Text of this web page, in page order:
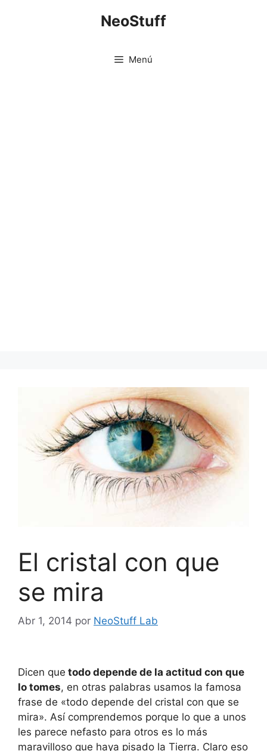
NeoStuff
Menú
El cristal con que
se mira
Abr 1, 2014 por NeoStuff Lab
Dicen que todo depende de la actitud con que
lo tomes, en otras palabras usamos la famosa
frase de «todo depende del cristal con que se
mira». Así comprendemos porque lo que a unos
les parece nefasto para otros es lo más
maravilloso que haya pisado la Tierra. Claro eso